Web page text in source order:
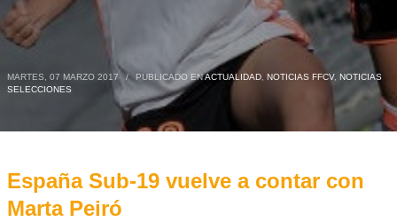
MARTES, 07 MARZO 2017 / PUBLICADO ENACTUALIDAD, NOTICIAS FFCV, NOTICIAS
SELECCIONES
España Sub-19 vuelve a contar con
Marta Peiró